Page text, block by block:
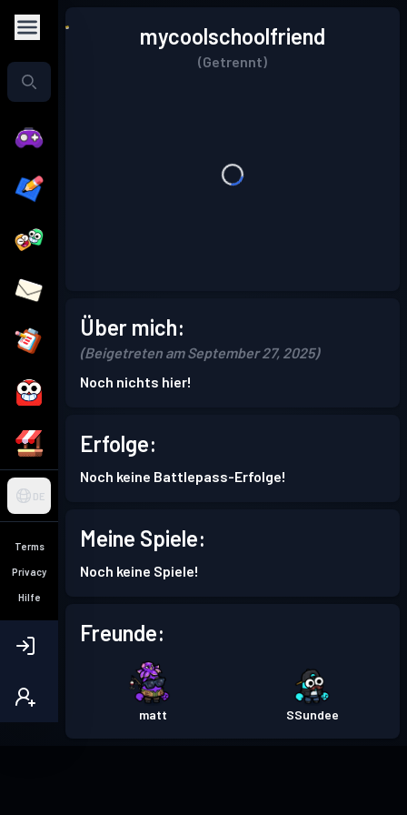
DE
Terms
Privacy
Hilfe
mycoolschoolfriend
(Getrennt)
Über mich:
(Beigetreten am September 27, 2025)
Noch nichts hier!
Erfolge:
Noch keine Battlepass-Erfolge!
Meine Spiele:
Noch keine Spiele!
Freunde:
matt SSundee